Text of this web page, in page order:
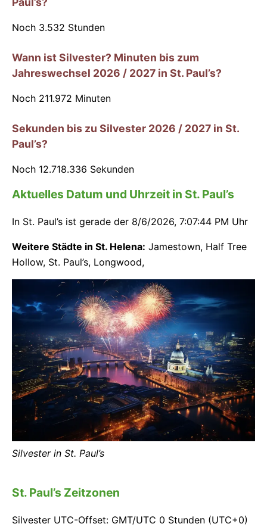
Noch 3.532 Stunden
Wann ist Silvester? Minuten bis zum
Jahreswechsel 2026 / 2027 in St. Paul’s?
Noch 211.972 Minuten
Sekunden bis zu Silvester 2026 / 2027 in St.
Paul’s?
Noch 12.718.336 Sekunden
Aktuelles Datum und Uhrzeit in St. Paul’s
In St. Paul’s ist gerade der 8/6/2026, 7:07:44 PM Uhr
Weitere Städte in St. Helena: Jamestown, Half Tree
Hollow, St. Paul’s, Longwood,
Silvester in St. Paul’s
St. Paul’s Zeitzonen
Silvester UTC-Offset: GMT/UTC 0 Stunden (UTC+0)